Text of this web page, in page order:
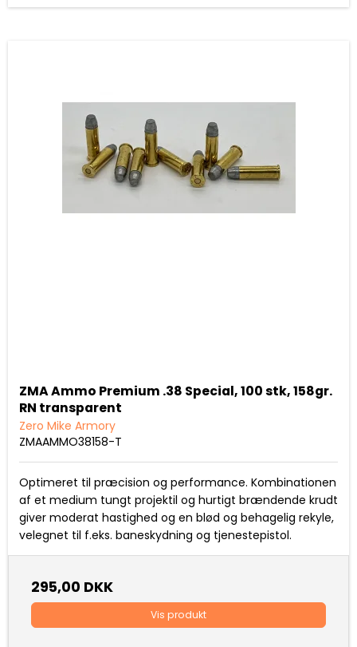
ZMA Ammo Premium .38 Special, 100 stk, 158gr.
RN transparent
Zero Mike Armory
ZMAAMMO38158-T
Optimeret til præcision og performance. Kombinationen
af et medium tungt projektil og hurtigt brændende krudt
giver moderat hastighed og en blød og behagelig rekyle,
velegnet til f.eks. baneskydning og tjenestepistol.
295,00 DKK
Vis produkt